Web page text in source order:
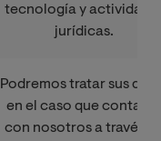
tecnología y
jurídicas.
Podremos tratar sus
en el caso que
con nosotros a través